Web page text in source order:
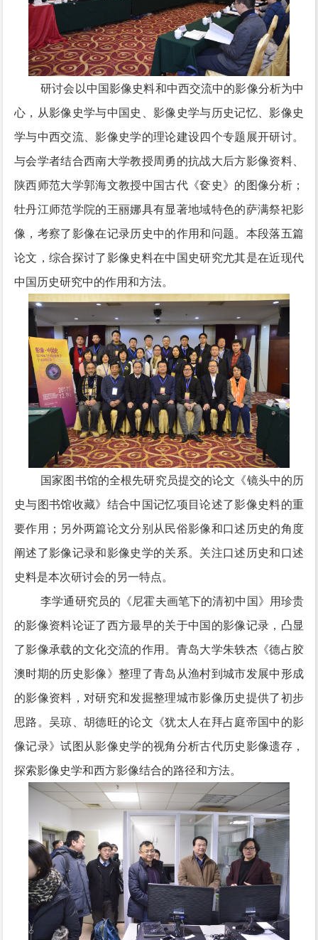
研讨会以中国影像史料和中西交流中的影像分析为中
心，从影像史学与中国史、影像史学与历史记忆、影像史
学与中西交流、影像史学的理论建设四个专题展开研讨。
与会学者结合西南大学教授周勇的抗战大后方影像资料、
陕西师范大学郭海文教授中国古代《奁史》的图像分析；
牡丹江师范学院的王丽娜具有显著地域特色的萨满祭祀影
像，考察了影像在记录历史中的作用和问题。本段落五篇
论文，综合探讨了影像史料在中国史研究尤其是在近现代
中国历史研究中的作用和方法。
国家图书馆的全根先研究员提交的论文《镜头中的历
史与图书馆收藏》结合中国记忆项目论述了影像史料的重
要作用；另外两篇论文分别从民俗影像和口述历史的角度
阐述了影像记录和影像史学的关系。关注口述历史和口述
史料是本次研讨会的另一特点。
李学通研究员的《尼霍夫画笔下的清初中国》用珍贵
的影像资料论证了西方最早的关于中国的影像记录，凸显
了影像承载的文化交流的作用。青岛大学朱轶杰《德占胶
澳时期的历史影像》整理了青岛从渔村到城市发展中形成
的影像资料，对研究和发掘整理城市影像历史提供了初步
思路。吴琼、胡德旺的论文《犹太人在拜占庭帝国中的影
像记录》试图从影像史学的视角分析古代历史影像遗存，
探索影像史学和西方影像结合的路径和方法。